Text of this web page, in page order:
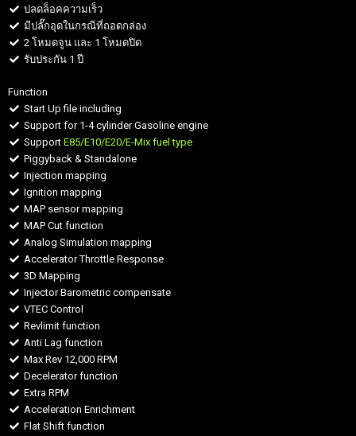
ปลดล็อคความเร็ว
มีปลั๊กอุดในกรณีที่ถอดกล่อง
2 โหมดจูน และ 1 โหมดปิด
รับประกัน 1 ปี
Function
Start Up file including
Support for 1-4 cylinder Gasoline engine
Support E85/E10/E20/E-Mix fuel type
Piggyback & Standalone
Injection mapping
Ignition mapping
MAP sensor mapping
MAP Cut function
Analog Simulation mapping
Accelerator Throttle Response
3D Mapping
Injector Barometric compensate
VTEC Control
Revlimit function
Anti Lag function
Max Rev 12,000 RPM
Decelerator function
Extra RPM
Acceleration Enrichment
Flat Shift function